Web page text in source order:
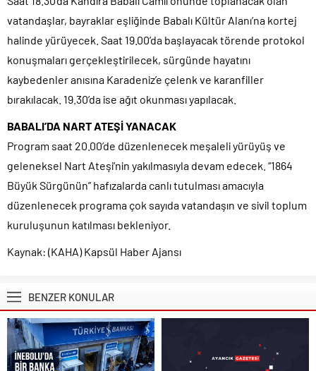
vatandaşlar, bayraklar eşliğinde Babalı Kültür Alanı’na kortej
halinde yürüyecek. Saat 19.00’da başlayacak törende protokol
konuşmaları gerçekleştirilecek, sürgünde hayatını
kaybedenler anısına Karadeniz’e çelenk ve karanfiller
bırakılacak. 19.30’da ise ağıt okunması yapılacak.
BABALI’DA NART ATEŞİ YANACAK
Program saat 20.00’de düzenlenecek meşaleli yürüyüş ve
geleneksel Nart Ateşi’nin yakılmasıyla devam edecek. “1864
Büyük Sürgünün” hafızalarda canlı tutulması amacıyla
düzenlenecek programa çok sayıda vatandaşın ve sivil toplum
kuruluşunun katılması bekleniyor.
Kaynak: (KAHA) Kapsül Haber Ajansı
BENZER KONULAR